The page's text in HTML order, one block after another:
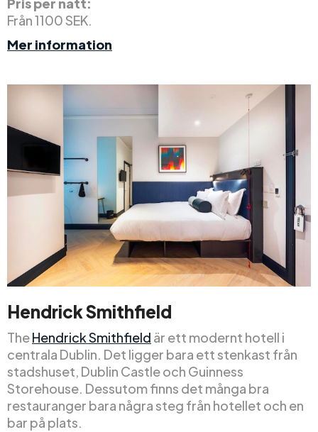
Från 1100 SEK.
Mer information
Hendrick Smithfield
TheHendrick Smithfield är ett modernt hotell i
centrala Dublin. Det ligger bara ett stenkast från
stadshuset, Dublin Castle och Guinness
Storehouse. Dessutom finns det många bra
restauranger bara några steg från hotellet och en
bar på plats.